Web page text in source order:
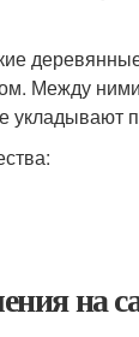
Между ними
укладывают
на